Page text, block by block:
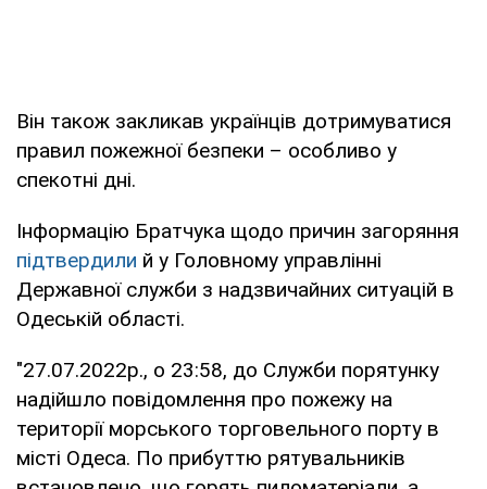
Він також закликав українців дотримуватися
правил пожежної безпеки – особливо у
спекотні дні.
Інформацію Братчука щодо причин загоряння
підтвердили й у Головному управлінні
Державної служби з надзвичайних ситуацій в
Одеській області.
"27.07.2022р., о 23:58, до Служби порятунку
надійшло повідомлення про пожежу на
території морського торговельного порту в
місті Одеса. По прибуттю рятувальників